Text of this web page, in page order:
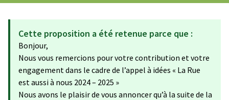
Cette proposition a été retenue parce que :
Bonjour,
Nous vous remercions pour votre contribution et votre
engagement dans le cadre de l’appel à idées « La Rue
est aussi à nous 2024 – 2025 »
Nous avons le plaisir de vous annoncer qu’à la suite de la